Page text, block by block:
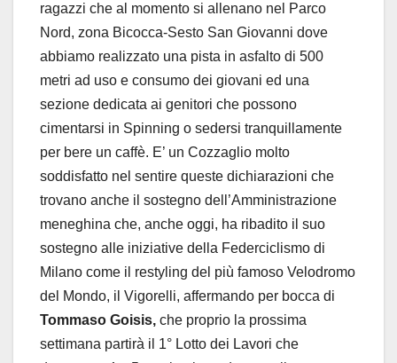
ragazzi che al momento si allenano nel Parco
Nord, zona Bicocca-Sesto San Giovanni dove
abbiamo realizzato una pista in asfalto di 500
metri ad uso e consumo dei giovani ed una
sezione dedicata ai genitori che possono
cimentarsi in Spinning o sedersi tranquillamente
per bere un caffè. E’ un Cozzaglio molto
soddisfatto nel sentire queste dichiarazioni che
trovano anche il sostegno dell’Amministrazione
meneghina che, anche oggi, ha ribadito il suo
sostegno alle iniziative della Federciclismo di
Milano come il restyling del più famoso Velodromo
del Mondo, il Vigorelli, affermando per bocca di
Tommaso Goisis, che proprio la prossima
settimana partirà il 1° Lotto dei Lavori che